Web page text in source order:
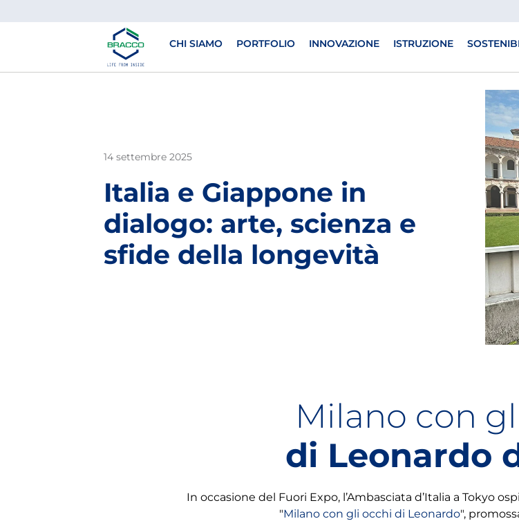
CHI SIAMO PORTFOLIO INNOVAZIONE ISTRUZIONE
14 settembre 2025
Italia e Giappone in
dialogo: arte, scienza e
sfide della longevità
Milano con
di Leonardo
In occasione del Fuori Expo, l’Ambasciata d’Italia a Tokyo
"Milano con gli occhi di Leonardo",